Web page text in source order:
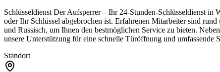
Schlüsseldienst Der Aufsperrer – Ihr 24-Stunden-Schlüsseldienst in
oder Ihr Schlüssel abgebrochen ist. Erfahrenen Mitarbeiter sind
und Russisch, um Ihnen den bestmöglichen Service zu bieten.
unsere Unterstützung für eine schnelle Türöffnung und
Standort